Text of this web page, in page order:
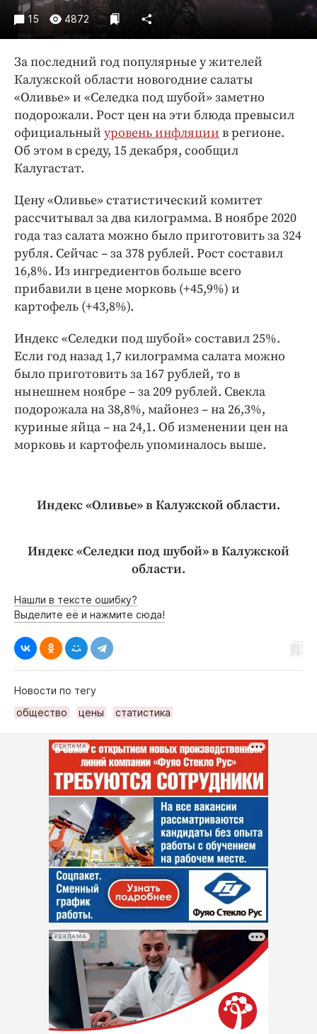
Блоги
Издания
Медиаперсона
Интересное чтиво
Клиника года
Бренд года
Работодатель года
15 4872
За последний год популярные у жителей
Калужской области новогодние салаты
«Оливье» и «Селедка под шубой» заметно
подорожали. Рост цен на эти блюда превысил
официальный уровень инфляции в регионе.
Об этом в среду, 15 декабря, сообщил
Калугастат.
Цену «Оливье» статистический комитет
рассчитывал за два килограмма. В ноябре 2020
года таз салата можно было приготовить за 324
рубля. Сейчас – за 378 рублей. Рост составил
16,8%. Из ингредиентов больше всего
прибавили в цене морковь (+45,9%) и
картофель (+43,8%).
Индекс «Селедки под шубой» составил 25%.
Если год назад 1,7 килограмма салата можно
было приготовить за 167 рублей, то в
нынешнем ноябре – за 209 рублей. Свекла
подорожала на 38,8%, майонез – на 26,3%,
куриные яйца – на 24,1. Об изменении цен на
морковь и картофель упоминалось выше.
Индекс «Оливье» в Калужской области.
Индекс «Селедки под шубой» в Калужской
области.
Нашли в тексте ошибку?
Выделите её и нажмите сюда!
Новости по тегу
общество
цены статистика
РЕКЛАМА
РЕКЛАМА